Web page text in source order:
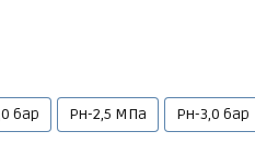
бар Рн-2,5 МПа Рн-3,0 бар